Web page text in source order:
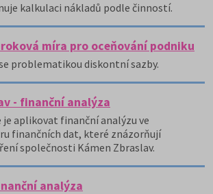
kalkulaci nákladů podle činností.
míra pro oceňování podniku
problematikou diskontní sazby.
- finanční analýza
aplikovat finanční analýzu ve
finančních dat, které znázorňují
společnosti Kámen Zbraslav.
analýza